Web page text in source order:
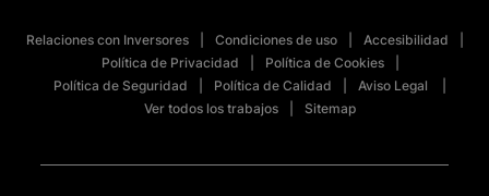
Relaciones con Inversores Condiciones de uso
Accesibilidad
Política de Privacidad
Política de Cookies
Política de Seguridad
Política de Calidad
Aviso Legal
Ver todos los trabajos
Sitemap